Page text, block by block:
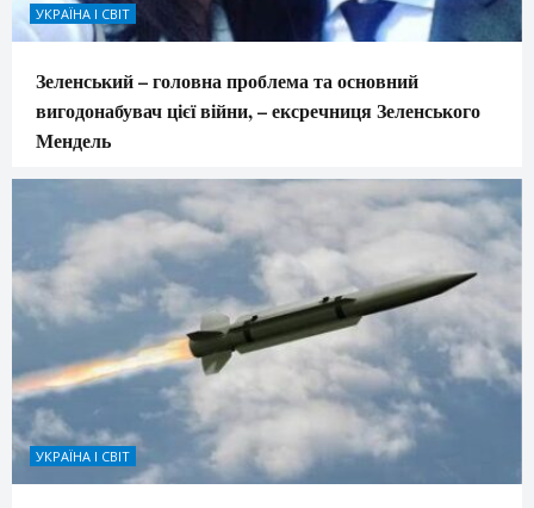
УКРАЇНА І СВІТ
Зеленський – головна проблема та основний
вигодонабувач цієї війни, – ексречниця Зеленського
Мендель
УКРАЇНА І СВІТ